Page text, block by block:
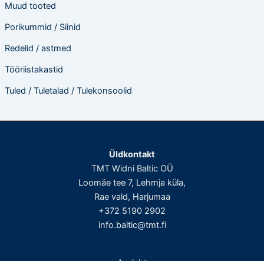
Muud tooted
Porikummid / Siinid
Redelid / astmed
Tööriistakastid
Tuled / Tuletalad / Tulekonsoolid
Üldkontakt
TMT Widni Baltic OÜ
Loomäe tee 7, Lehmja küla,
Rae vald, Harjumaa
+372 5190 2902
info.baltic@tmt.fi